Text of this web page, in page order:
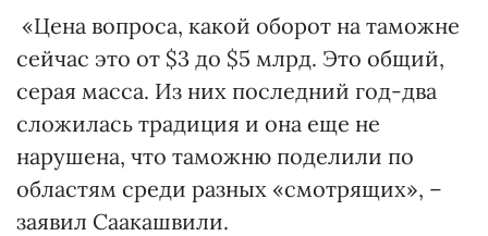
«Цена вопроса, какой оборот на таможне
сейчас это от $3 до $5 млрд. Это общий,
серая масса. Из них последний год-два
сложилась традиция и она еще не
нарушена, что таможню поделили по
областям среди разных «смотрящих», –
заявил Саакашвили.